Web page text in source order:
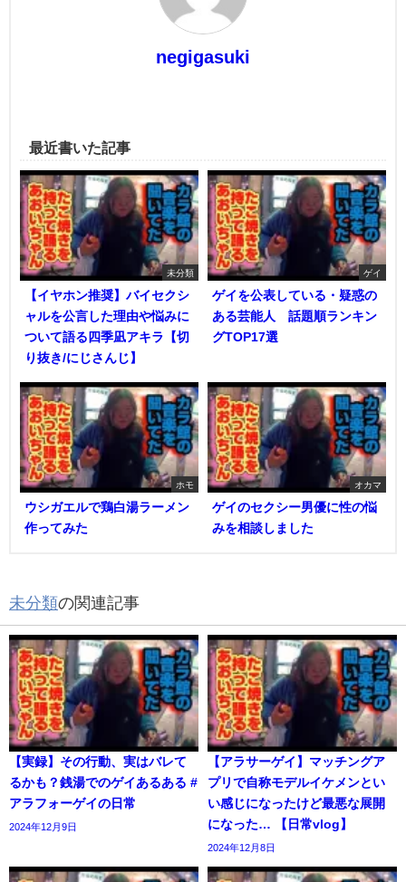
negigasuki
最近書いた記事
未分類
【イヤホン推奨】バイセクシ
ャルを公言した理由や悩みに
ついて語る四季凪アキラ【切
り抜き/にじさんじ】
ゲイ
ゲイを公表している・疑惑の
ある芸能人 話題順ランキン
グTOP17選
ホモ
ウシガエルで鶏白湯ラーメン
作ってみた
オカマ
ゲイのセクシー男優に性の悩
みを相談しました
未分類の関連記事
【実録】その行動、実はバレて
るかも？銭湯でのゲイあるある #
アラフォーゲイの日常
2024年12月9日
【アラサーゲイ】マッチングア
プリで自称モデルイケメンとい
い感じになったけど最悪な展開
になった… 【日常vlog】
2024年12月8日